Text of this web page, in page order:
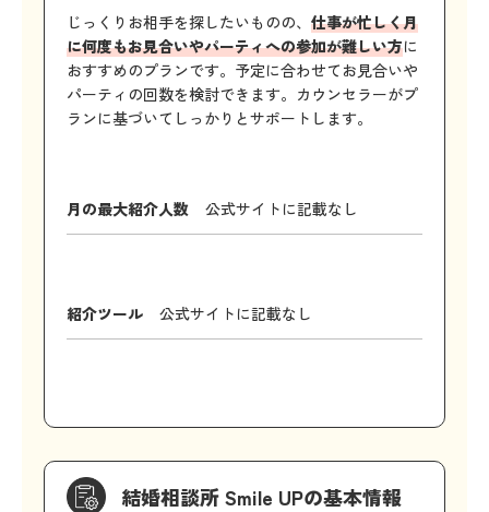
じっくりお相手を探したいものの、 仕事が忙しく月
に何度もお見合いやパーティへの参加が難しい方に
おすすめのプランです。予定に合わせてお見合いや
パーティの回数を検討できます。カウンセラーがプ
ランに基づいてしっかりとサポートします。
月の最大紹介人数 公式サイトに記載なし
紹介ツール 公式サイトに記載なし
結婚相談所 Smile UPの基本情報